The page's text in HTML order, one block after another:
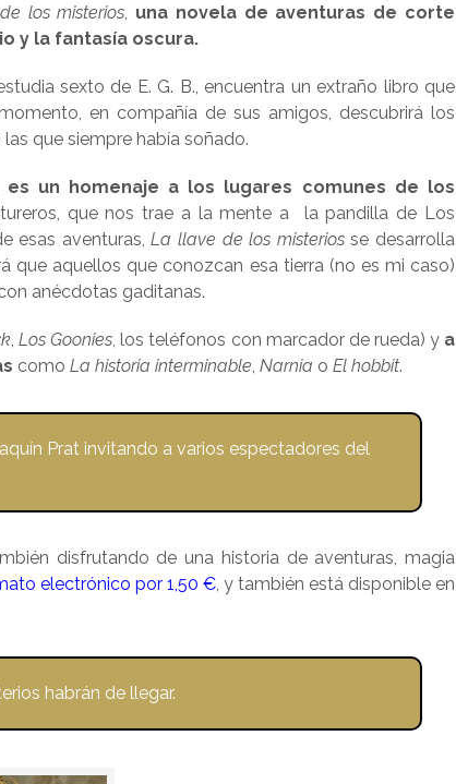
los misterios, una novela de aventuras de corte
y la fantasía oscura.
sexto de E. G. B., encuentra un extraño libro que
en compañía de sus amigos, descubrirá los
que siempre había soñado.
un homenaje a los lugares comunes de los
que nos trae a la mente a la pandilla de Los
esas aventuras,La llave de los misteriosse desarrolla
que aquellos que conozcan esa tierra (no es mi caso)
anécdotas gaditanas.
,Los Goonies, los teléfonos con marcador de rueda) y a
como La historia interminable, Narnia o El hobbit.
Prat invitando a varios espectadores del
disfrutando de una historia de aventuras, magia
electrónico por 1,50 €, y también está disponible en
habrán de llegar.